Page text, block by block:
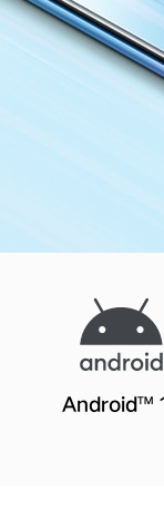
Android™